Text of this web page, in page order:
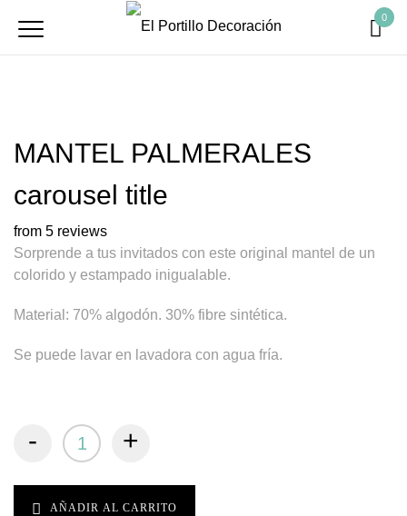
0
MANTEL PALMERALES
carousel title
from 5 reviews
Sorprende a tus invitados con este original mantel de un
colorido y estampado inigualable.
Material: 70% algodón. 30% fibre sintética.
Se puede lavar en lavadora con agua fría.
- +
AÑADIR AL CARRITO